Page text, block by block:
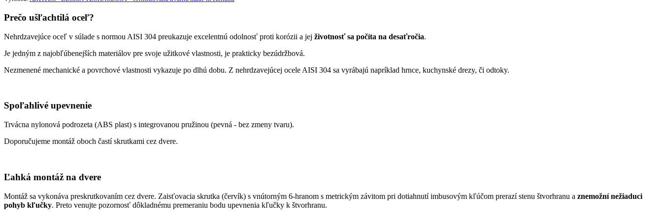
Prečo ušľachtilá oceľ?
Nehrdzavejúce oceľ v súlade s normou AISI 304 preukazuje excelentnú odolnosť proti korózii a jej životnosť sa počíta na desaťročia.
Je jedným z najobľúbenejších materiálov pre svoje užitkové vlastnosti, je prakticky bezúdržbová.
Nezmenené mechanické a povrchové vlastnosti vykazuje po dlhú dobu. Z nehrdzavejúcej ocele AISI 304 sa vyrábajú napríklad hrnce, kuchynské drezy, či odtoky.
Spoľahlivé upevnenie
Trvácna nylonová podrozeta (ABS plast) s integrovanou pružinou (pevná - bez zmeny tvaru).
Doporučujeme montáž oboch častí skrutkami cez dvere.
Ľahká montáž na dvere
Montáž sa vykonáva preskrutkovaním cez dvere. Zaisťovacia skrutka (červík) s vnútorným 6-hranom s metrickým závitom pri dotiahnutí imbusovým kľúčom prerazí stenu štvorhranu a znemožní nežiaduci
pohyb kľučky. Preto venujte pozornosť dôkladnému premeraniu bodu upevnenia kľučky k štvorhranu.